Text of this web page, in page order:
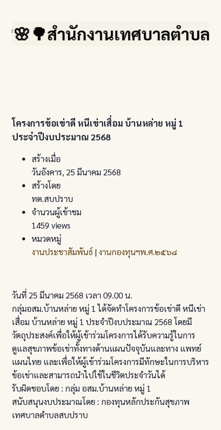
ศบาลตำบลสบปราบ จ.ลำปา
โครงการข้อเข่าดี หนีเข่าเสื่อม บ้านหล่าย หมู่ 1
ประจำปีงบประมาณ 2568
สร้างเมื่อ
วันอังคาร, 25 มีนาคม 2568
สร้างโดย
ทต.สบปราบ
จำนวนผู้เข้าชม
1459 views
หมวดหมู่
งานประชาสัมพันธ์ |งานกองทุนฯพ.ศ.๒๕๖๘
วันที่ 25 มีนาคม 2568 เวลา 09.00 น.
กลุ่มอสม.บ้านหล่าย หมู่ 1 ได้จัดทำโครงการข้อเข่าดี หนีเข่า
เสื่อม บ้านหล่าย หมู่ 1 ประจำปีงบประมาณ 2568 โดยมี
วัตถุประสงค์เพื่อให้ผู้เข้าร่วมโครงการได้รับความรู้ในการ
ดูแลสุขภาพข้อเข่าทั้งทางด้านแผนปัจจุบันและทาง แพทย์
แผนไทย และเพื่อให้ผู้เข้าร่วมโครงการมีทักษะในการบริหาร
ข้อเข่าและสามารถนำไปใช้ในชีวิตประจำวันได้
รับผิดชอบโดย : กลุ่ม อสม.บ้านหล่าย หมู่ 1
สนับสนุนงบประมาณโดย : กองทุนหลักประกันสุขภาพ
เทศบาลตำบลสบปราบ